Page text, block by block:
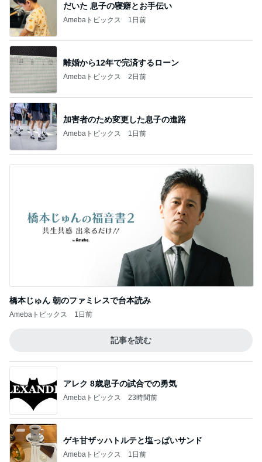
だいた 息子の寝癖とお手伝い
Amebaトピックス 1日前
離婚から12年で完済するローン
Amebaトピックス 2日前
加害者のため変更した息子の進路
Amebaトピックス 1日前
橋本じゅん 朝のファミレスで台本読み
Amebaトピックス 1日前
記事を読む
アレク 8歳息子の試合での勇気
Amebaトピックス 23時間前
ゲキ甘ザッハトルテと塩っぱいサンド
Amebaトピックス 1日前